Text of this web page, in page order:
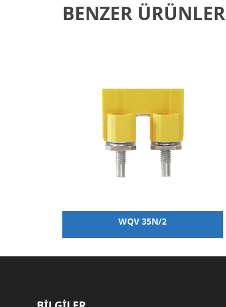
BENZER ÜRÜNLER
WQV 35N/2